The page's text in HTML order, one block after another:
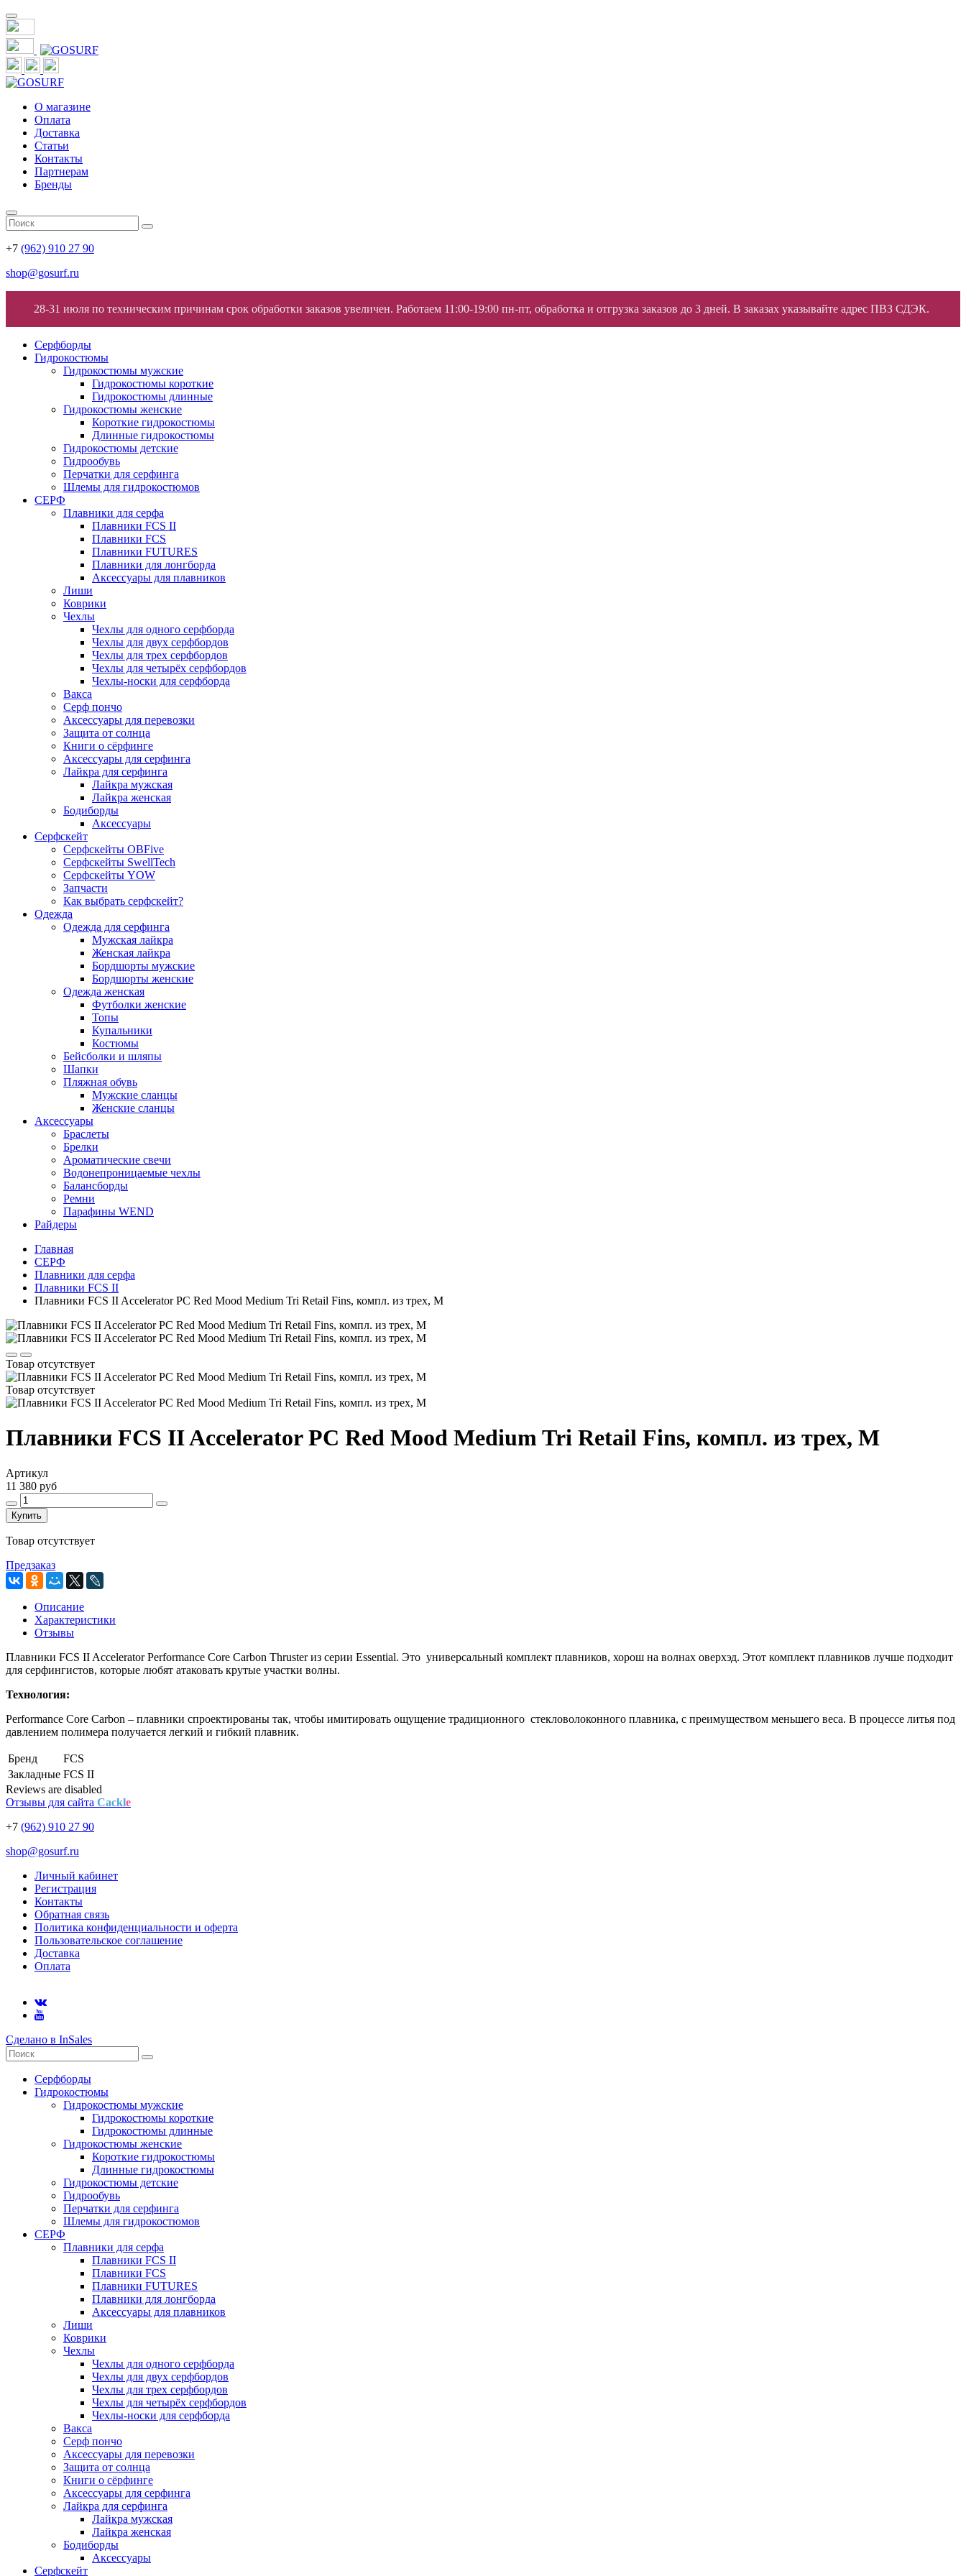
О магазине
Оплата
Доставка
Статьи
Контакты
Партнерам
Бренды
+7 (962) 910 27 90
shop@gosurf.ru
28-31 июля по техническим причинам срок обработки заказов увеличен. Работаем 11:00-19:00 пн-пт, обработка и отгрузка заказов до 3 дней. В заказах указывайте адрес ПВЗ СДЭК.
Серфборды
Гидрокостюмы
Гидрокостюмы мужские
Гидрокостюмы короткие
Гидрокостюмы длинные
Гидрокостюмы женские
Короткие гидрокостюмы
Длинные гидрокостюмы
Гидрокостюмы детские
Гидрообувь
Перчатки для серфинга
Шлемы для гидрокостюмов
СЕРФ
Плавники для серфа
Плавники FCS II
Плавники FCS
Плавники FUTURES
Плавники для лонгборда
Аксессуары для плавников
Лиши
Коврики
Чехлы
Чехлы для одного серфборда
Чехлы для двух серфбордов
Чехлы для трех серфбордов
Чехлы для четырёх серфбордов
Чехлы-носки для серфборда
Вакса
Серф пончо
Аксессуары для перевозки
Защита от солнца
Книги о сёрфинге
Аксессуары для серфинга
Лайкра для серфинга
Лайкра мужская
Лайкра женская
Бодиборды
Аксессуары
Серфскейт
Серфскейты OBFive
Серфскейты SwellTech
Серфскейты YOW
Запчасти
Как выбрать серфскейт?
Одежда
Одежда для серфинга
Мужская лайкра
Женская лайкра
Бордшорты мужские
Бордшорты женские
Одежда женская
Футболки женские
Топы
Купальники
Костюмы
Бейсболки и шляпы
Шапки
Пляжная обувь
Мужские сланцы
Женские сланцы
Аксессуары
Браслеты
Брелки
Ароматические свечи
Водонепроницаемые чехлы
Балансборды
Ремни
Парафины WEND
Райдеры
Главная
СЕРФ
Плавники для серфа
Плавники FCS II
Плавники FCS II Accelerator PC Red Mood Medium Tri Retail Fins, компл. из трех, M
Товар отсутствует
Товар отсутствует
Плавники FCS II Accelerator PC Red Mood Medium Tri Retail Fins, компл. из трех, M
Артикул
11 380 руб
Купить
Товар отсутствует
Предзаказ
Описание
Характеристики
Отзывы
Плавники FCS II Accelerator Performance Core Carbon Thruster из серии Essential. Это универсальный комплект плавников, хорош на волнах оверхэд. Этот комплект плавников лучше подходит
для серфингистов, которые любят атаковать крутые участки волны.
Технология:
Performance Core Carbon – плавники спроектированы так, чтобы имитировать ощущение традиционного стекловолоконного плавника, с преимуществом меньшего веса. В процессе литья под
давлением полимера получается легкий и гибкий плавник.
Бренд
FCS
Закладные FCS II
Reviews are disabled
Отзывы для сайта Cackle
+7 (962) 910 27 90
shop@gosurf.ru
Личный кабинет
Регистрация
Контакты
Обратная связь
Политика конфиденциальности и оферта
Пользовательское соглашение
Доставка
Оплата
Сделано в InSales
Серфборды
Гидрокостюмы
Гидрокостюмы мужские
Гидрокостюмы короткие
Гидрокостюмы длинные
Гидрокостюмы женские
Короткие гидрокостюмы
Длинные гидрокостюмы
Гидрокостюмы детские
Гидрообувь
Перчатки для серфинга
Шлемы для гидрокостюмов
СЕРФ
Плавники для серфа
Плавники FCS II
Плавники FCS
Плавники FUTURES
Плавники для лонгборда
Аксессуары для плавников
Лиши
Коврики
Чехлы
Чехлы для одного серфборда
Чехлы для двух серфбордов
Чехлы для трех серфбордов
Чехлы для четырёх серфбордов
Чехлы-носки для серфборда
Вакса
Серф пончо
Аксессуары для перевозки
Защита от солнца
Книги о сёрфинге
Аксессуары для серфинга
Лайкра для серфинга
Лайкра мужская
Лайкра женская
Бодиборды
Аксессуары
Серфскейт